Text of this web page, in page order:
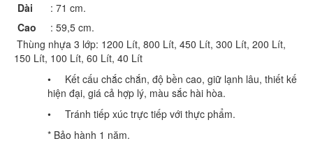
Dài
: 71 cm.
Cao
: 59,5 cm.
Thùng nhựa 3 lớp: 1200 Lít, 800 Lít, 450 Lít, 300 Lít, 200 Lít,
150 Lít, 100 Lít, 60 Lít, 40 Lít
• Kết cấu chắc chắn, độ bền cao, giữ lạnh lâu, thiết kế
hiện đại, giá cả hợp lý, màu sắc hài hòa.
• Tránh tiếp xúc trực tiếp với thực phẩm.
* Bảo hành 1 năm.